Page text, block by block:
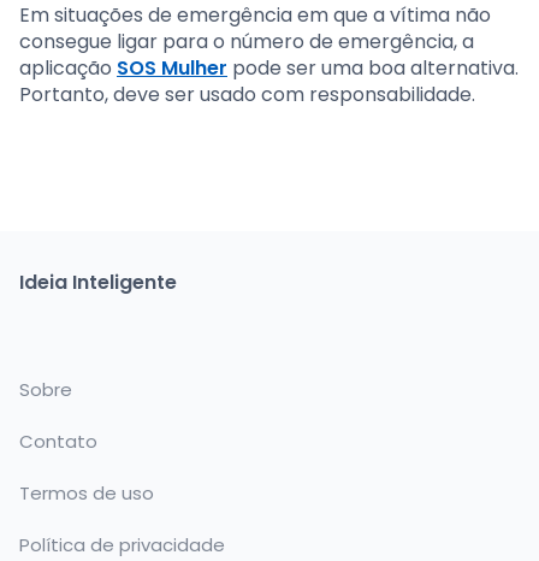
Em situações de emergência em que a vítima não
consegue ligar para o número de emergência, a
aplicação SOS Mulher pode ser uma boa alternativa.
Portanto, deve ser usado com responsabilidade.
Ideia Inteligente
Sobre
Contato
Termos de uso
Política de privacidade